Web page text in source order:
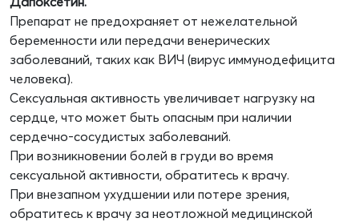
Препарат не предохраняет от нежелательной
беременности или передачи венерических
заболеваний, таких как ВИЧ (вирус иммунодефицита
человека).
Сексуальная активность увеличивает нагрузку на
сердце, что может быть опасным при наличии
сердечно-сосудистых заболеваний.
При возникновении болей в груди во время
сексуальной активности, обратитесь к врачу.
При внезапном ухудшении или потере зрения,
обратитесь к врачу за неотложной медицинской